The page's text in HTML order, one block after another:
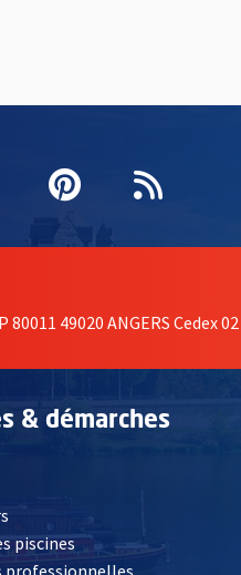
fenêtrefenêtre
une nouvelle
Ouvre une
Pinterest
, OuvreFlux
49020 ANGERS Cedex 02
& démarches
, Ouvre une nouvelle fenêtre
piscines
professionnelles